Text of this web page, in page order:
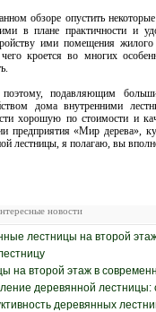
обзоре опустить
в плане практичности и
ими помещения
кроется во многих
подавляющим
дома внутренними
хорошую по стоимости и
предприятия «Мир дерева»,
лестницы, я полагаю, вы
новости
лестницы на второй
на второй этаж в
деревянной лестницы:
деревянных